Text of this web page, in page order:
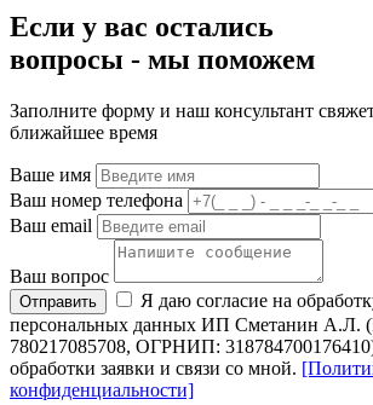
Если у вас остались
вопросы - мы поможем
Заполните форму и наш консультант
ближайшее время
Ваше имя
Ваш номер телефона
Ваш email
Ваш вопрос
Отправить
Я даю согласие на
персональных данных ИП Сметанин
780217085708, ОГРНИП:
обработки заявки и связи со мной.
конфиденциальности]